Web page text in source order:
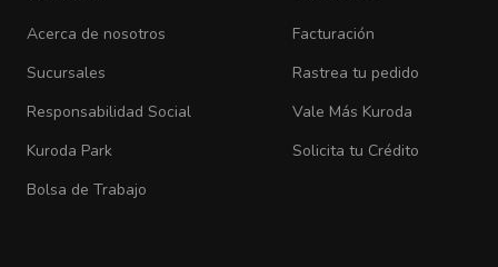
Acerca de nosotros
Sucursales
Responsabilidad Social
Kuroda Park
Bolsa de Trabajo
Facturación
Rastrea tu pedido
Vale Más Kuroda
Solicita tu Crédito